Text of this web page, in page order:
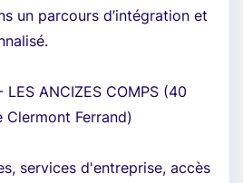
un parcours d’intégration et
ANCIZES COMPS (40
Ferrand)
services d'entreprise, accès